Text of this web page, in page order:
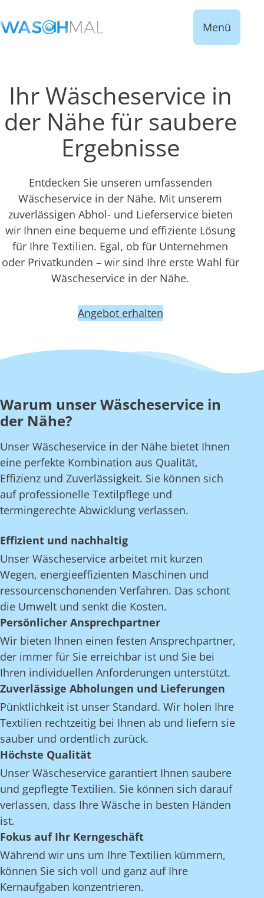
Menü
Ihr Wäscheservice in
der Nähe für saubere
Ergebnisse
Entdecken Sie unseren umfassenden
Wäscheservice in der Nähe. Mit unserem
zuverlässigen Abhol- und Lieferservice bieten
wir Ihnen eine bequeme und effiziente Lösung
für Ihre Textilien. Egal, ob für Unternehmen
oder Privatkunden – wir sind Ihre erste Wahl für
Wäscheservice in der Nähe.
Angebot erhalten
Warum unser Wäscheservice in
der Nähe?
Unser Wäscheservice in der Nähe bietet Ihnen
eine perfekte Kombination aus Qualität,
Effizienz und Zuverlässigkeit. Sie können sich
auf professionelle Textilpflege und
termingerechte Abwicklung verlassen.
Effizient und nachhaltig
Unser Wäscheservice arbeitet mit kurzen
Wegen, energieeffizienten Maschinen und
ressourcenschonenden Verfahren. Das schont
die Umwelt und senkt die Kosten.
Persönlicher Ansprechpartner
Wir bieten Ihnen einen festen Ansprechpartner,
der immer für Sie erreichbar ist und Sie bei
Ihren individuellen Anforderungen unterstützt.
Zuverlässige Abholungen und Lieferungen
Pünktlichkeit ist unser Standard. Wir holen Ihre
Textilien rechtzeitig bei Ihnen ab und liefern sie
sauber und ordentlich zurück.
Höchste Qualität
Unser Wäscheservice garantiert Ihnen saubere
und gepflegte Textilien. Sie können sich darauf
verlassen, dass Ihre Wäsche in besten Händen
ist.
Fokus auf Ihr Kerngeschäft
Während wir uns um Ihre Textilien kümmern,
können Sie sich voll und ganz auf Ihre
Kernaufgaben konzentrieren.